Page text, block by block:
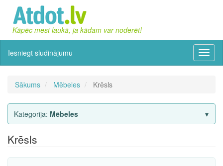
Kāpēc mest laukā, ja kādam var noderēt!
Iesniegt sludinājumu
Sākums Mēbeles Krēsls
Kategorija: Mēbeles
Krēsls